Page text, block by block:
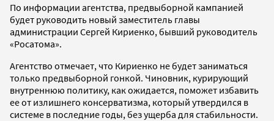
По информации агентства, предвыборной кампанией
будет руководить новый заместитель главы
администрации Сергей Кириенко, бывший руководитель
«Росатома».
Агентство отмечает, что Кириенко не будет заниматься
только предвыборной гонкой. Чиновник, курирующий
внутреннюю политику, как ожидается, поможет избавить
ее от излишнего консерватизма, который утвердился в
системе в последние годы, без ущерба для стабильности.